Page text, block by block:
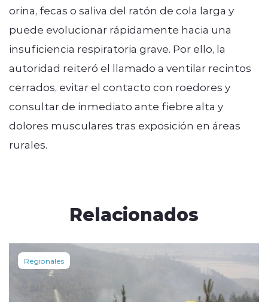
orina, fecas o saliva del ratón de cola larga y
puede evolucionar rápidamente hacia una
insuficiencia respiratoria grave. Por ello, la
autoridad reiteró el llamado a ventilar recintos
cerrados, evitar el contacto con roedores y
consultar de inmediato ante fiebre alta y
dolores musculares tras exposición en áreas
rurales.
Relacionados
Regionales